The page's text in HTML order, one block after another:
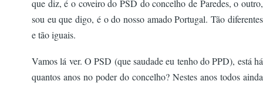
que diz, é o coveiro do PSD do concelho de Paredes, o outro,
sou eu que digo, é o do nosso amado Portugal. Tão diferentes
e tão iguais.
Vamos lá ver. O PSD (que saudade eu tenho do PPD), está há
quantos anos no poder do concelho? Nestes anos todos ainda